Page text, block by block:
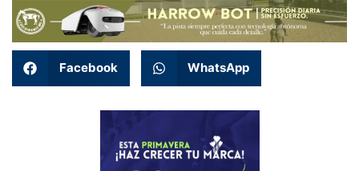
Facebook WhatsApp